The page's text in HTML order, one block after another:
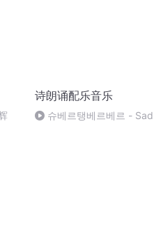
诗朗诵配乐音乐
슈베르탱베르베르 - Sad